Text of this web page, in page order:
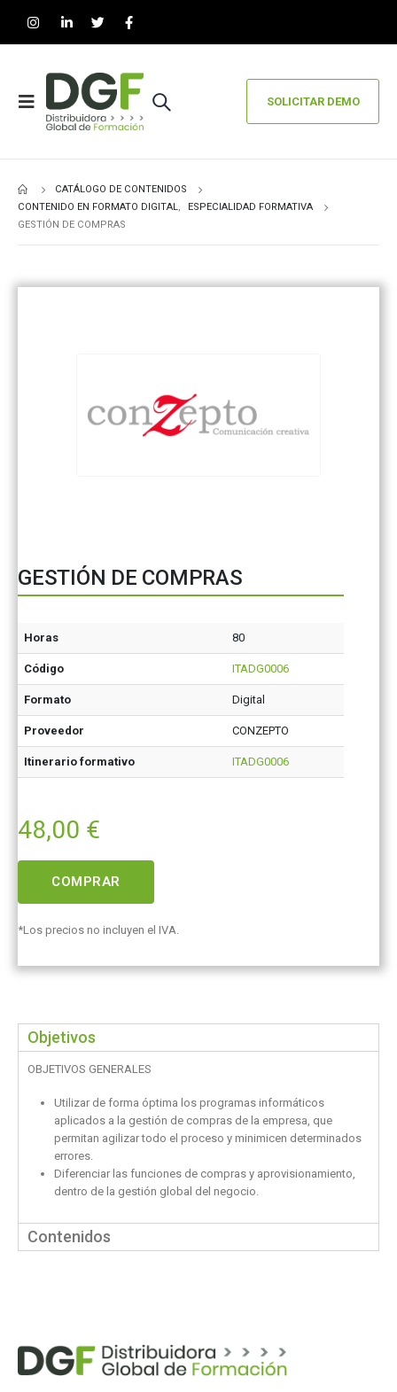
SOLICITAR DEMO
CATÁLOGO DE CONTENIDOS
CONTENIDO EN FORMATO DIGITAL,
ESPECIALIDAD FORMATIVA
GESTIÓN DE COMPRAS
GESTIÓN DE COMPRAS
Horas 80
Código ITADG0006
Formato Digital
Proveedor CONZEPTO
Itinerario formativo ITADG0006
48,00 €
COMPRAR
*Los precios no incluyen el IVA.
Objetivos
OBJETIVOS GENERALES
Utilizar de forma óptima los programas informáticos
aplicados a la gestión de compras de la empresa, que
permitan agilizar todo el proceso y minimicen determinados
errores.
Diferenciar las funciones de compras y aprovisionamiento,
dentro de la gestión global del negocio.
Contenidos